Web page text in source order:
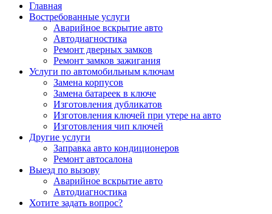
Главная
Востребованные услуги
Аварийное вскрытие авто
Автодиагностика
Ремонт дверных замков
Ремонт замков зажигания
Услуги по автомобильным ключам
Замена корпусов
Замена батареек в ключе
Изготовления дубликатов
Изготовления ключей при утере на авто
Изготовления чип ключей
Другие услуги
Заправка авто кондиционеров
Ремонт автосалона
Выезд по вызову
Аварийное вскрытие авто
Автодиагностика
Хотите задать вопрос?